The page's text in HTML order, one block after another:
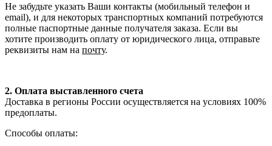
Не забудьте указать Ваши контакты (мобильный телефон и
email), и для некоторых транспортных компаний потребуются
полные паспортные данные получателя заказа. Если вы
хотите производить оплату от юридического лица, отправьте
реквизиты нам на почту.
2. Оплата выставленного счета
Доставка в регионы России осуществляется на условиях 100%
предоплаты.
Способы оплаты: